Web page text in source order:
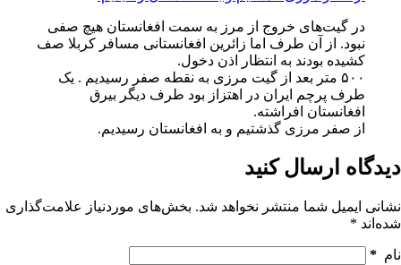
در گیت‌های خروج از مرز به سمت افغانستان هیچ صفی
نبود. از آن طرف اما زائرین افغانستانی مسافر کربلا صف
کشیده بودند به انتظار اذن دخول.
۵۰۰ متر بعد از گیت مرزی به نقطه صفر رسیدیم . یک
طرف پرچم ایران در اهتزاز بود طرف دیگر بیرق
افغانستان افراشته.
از صفر مرزی گذشتیم و به افغانستان رسیدیم.
دیدگاه ارسال کنید
نشانی ایمیل شما منتشر نخواهد شد. بخش‌های موردنیاز علامت‌گذاری
شده‌اند *
نام *